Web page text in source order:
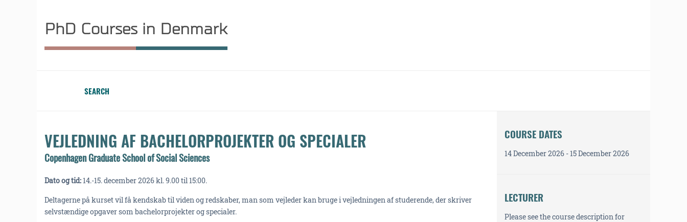
PhD Courses in Denmark
SEARCH
VEJLEDNING AF BACHELORPROJEKTER OG SPECIALER
Copenhagen Graduate School of Social Sciences
Dato og tid:14.-15. december 2026 kl. 9.00 til 15:00.
Deltagerne på kurset vil få kendskab til viden og redskaber, man som vejleder kan bruge i vejledningen af studerende, der skriver
selvstændige opgaver som bachelorprojekter og specialer.
COURSE DATES
14 December 2026 - 15 December 2026
LECTURER
Please see the course description for